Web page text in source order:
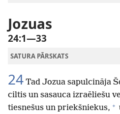
Jozuas
24:1—33
SATURA PĀRSKATS
24 Tad Jozua sapulcināja
ciltis un sasauca izraēliešu
tiesnešus un priekšniekus, +